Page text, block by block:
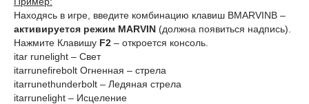
Находясь в игре, введите комбинацию клавиш BMARVINB –
активируется режим MARVIN (должна появиться надпись).
Нажмите Клавишу F2 – откроется консоль.
itar runelight – Свет
itarrunefirebolt Огненная – стрела
itarrunethunderbolt – Ледяная стрела
itarrunelight – Исцеление